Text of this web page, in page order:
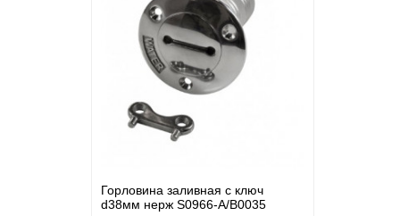
Горловина заливная с ключ
d38мм нерж S0966-A/B0035